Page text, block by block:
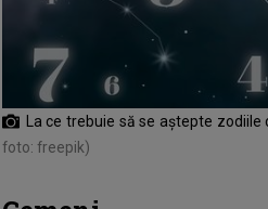
La ce trebuie să se aștepte
foto: freepik)